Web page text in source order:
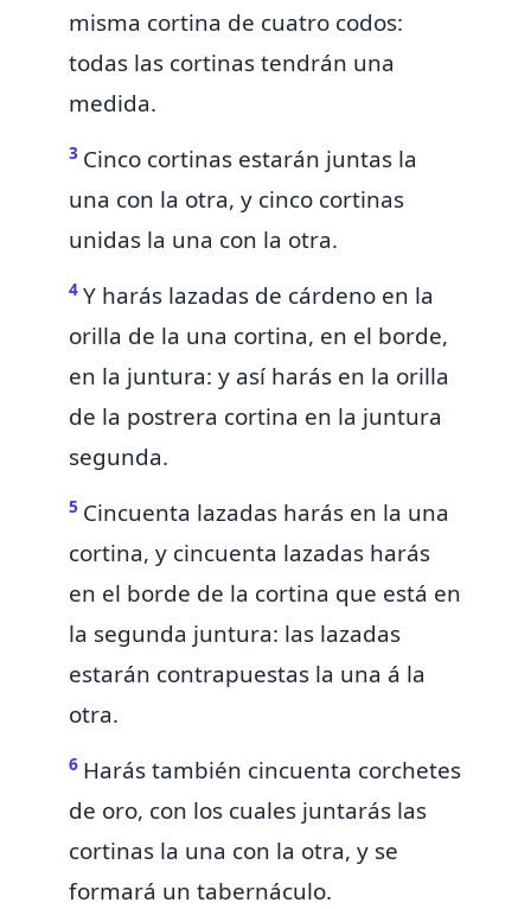
misma cortina de cuatro codos:
todas las cortinas tendrán una
medida.
3 Cinco cortinas estarán juntas la
una con la otra, y cinco cortinas
unidas la una con la otra.
4 Y harás lazadas de cárdeno en la
orilla de la una cortina, en el borde,
en la juntura: y así harás en la orilla
de la postrera cortina en la juntura
segunda.
5 Cincuenta lazadas harás en la una
cortina, y cincuenta lazadas harás
en el borde de la cortina que está en
la segunda juntura: las lazadas
estarán contrapuestas la una á la
otra.
6 Harás también cincuenta corchetes
de oro, con los cuales juntarás las
cortinas la una con la otra, y se
formará un tabernáculo.